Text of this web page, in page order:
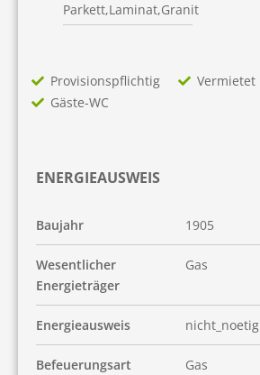
Parkett,Laminat,Granit
Provisionspflichtig
Vermietet
Gäste-WC
ENERGIEAUSWEIS
Baujahr 1905
Wesentlicher
Energieträger
Gas
Energieausweis nicht_noetig
Befeuerungsart Gas